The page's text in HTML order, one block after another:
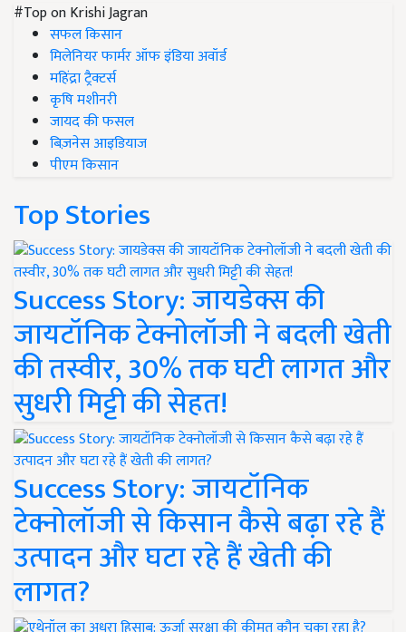
#Top on Krishi Jagran
सफल किसान
मिलेनियर फार्मर ऑफ इंडिया अवॉर्ड
महिंद्रा ट्रैक्टर्स
कृषि मशीनरी
जायद की फसल
बिज़नेस आइडियाज
पीएम किसान
Top Stories
Success Story: जायडेक्स की
जायटॉनिक टेक्नोलॉजी ने बदली खेती
की तस्वीर, 30% तक घटी लागत और
सुधरी मिट्टी की सेहत!
Success Story: जायटॉनिक
टेक्नोलॉजी से किसान कैसे बढ़ा रहे हैं
उत्पादन और घटा रहे हैं खेती की
लागत?